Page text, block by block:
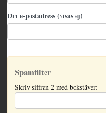
Din e-postadress (visas ej)
Spamfilter
Skriv siffran 2 med bokstäver: